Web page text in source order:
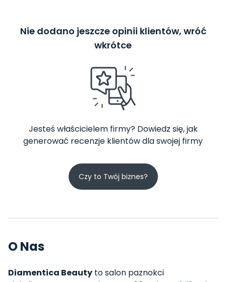
Nie dodano jeszcze opinii klientów, wróć
wkrótce
Jesteś właścicielem firmy? Dowiedz się, jak
generować recenzje klientów dla swojej firmy
Czy to Twój biznes?
O Nas
Diamentica Beauty to salon paznokci